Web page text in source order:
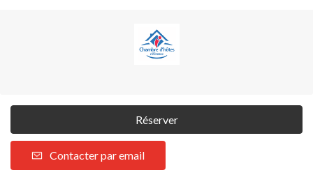
Réserver
Contacter par email